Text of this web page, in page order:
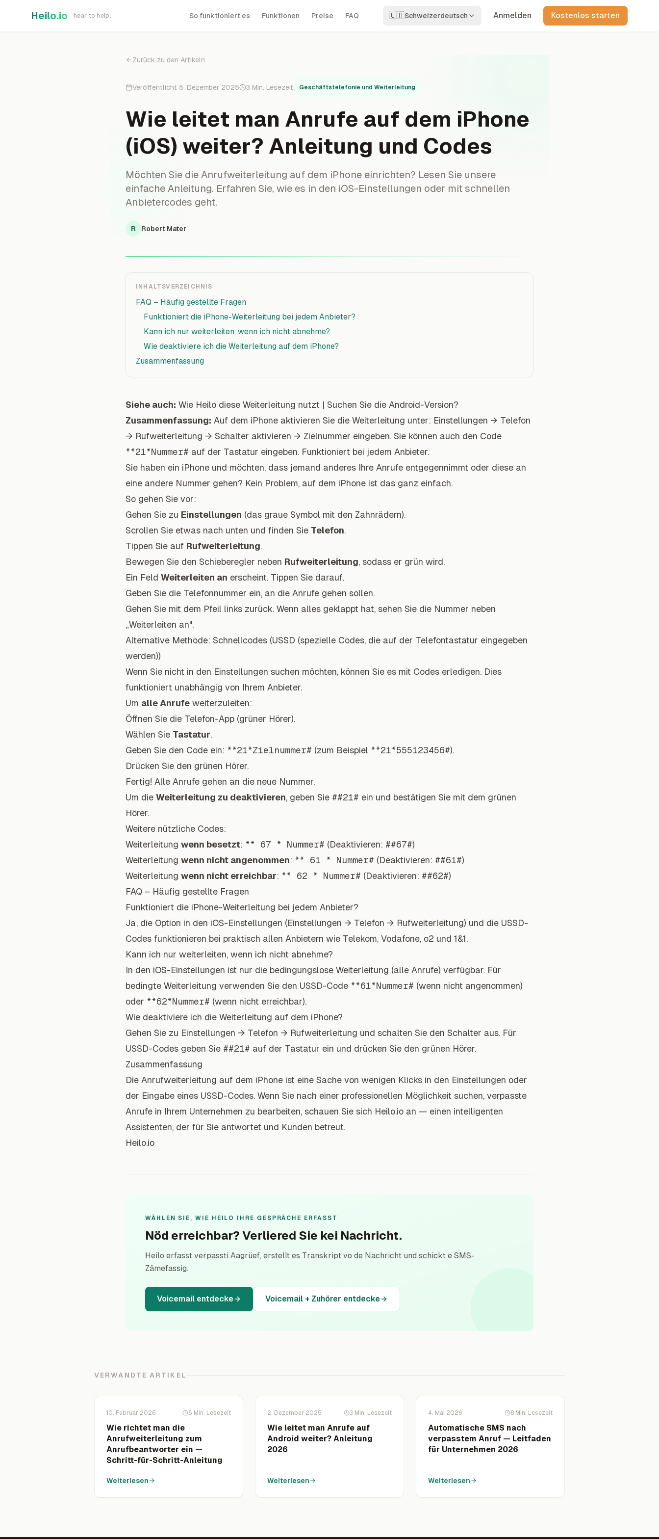
Heilo.io hear to help. So funktioniert es Funktionen Preise FAQ 🇨🇭Schweizerdeutsch Anmelden Kostenlos starten
Zurück zu den Artikeln
Veröffentlicht 5. Dezember 2025 3 Min. Lesezeit Geschäftstelefonie und Weiterleitung
Wie leitet man Anrufe auf dem iPhone
(iOS) weiter? Anleitung und Codes
Möchten Sie die Anrufweiterleitung auf dem iPhone einrichten? Lesen Sie unsere
einfache Anleitung. Erfahren Sie, wie es in den iOS-Einstellungen oder mit schnellen
Anbietercodes geht.
R Robert Mater
INHALTSVERZEICHNIS
FAQ – Häufig gestellte Fragen
Funktioniert die iPhone-Weiterleitung bei jedem Anbieter?
Kann ich nur weiterleiten, wenn ich nicht abnehme?
Wie deaktiviere ich die Weiterleitung auf dem iPhone?
Zusammenfassung
Siehe auch: Wie Heilo diese Weiterleitung nutzt | Suchen Sie die Android-Version?
Zusammenfassung: Auf dem iPhone aktivieren Sie die Weiterleitung unter: Einstellungen → Telefon
→ Rufweiterleitung → Schalter aktivieren → Zielnummer eingeben. Sie können auch den Code
**21*Nummer# auf der Tastatur eingeben. Funktioniert bei jedem Anbieter.
Sie haben ein iPhone und möchten, dass jemand anderes Ihre Anrufe entgegennimmt oder diese an
eine andere Nummer gehen? Kein Problem, auf dem iPhone ist das ganz einfach.
So gehen Sie vor:
Gehen Sie zu Einstellungen (das graue Symbol mit den Zahnrädern).
Scrollen Sie etwas nach unten und finden Sie Telefon.
Tippen Sie auf Rufweiterleitung.
Bewegen Sie den Schieberegler neben Rufweiterleitung, sodass er grün wird.
Ein Feld Weiterleiten an erscheint. Tippen Sie darauf.
Geben Sie die Telefonnummer ein, an die Anrufe gehen sollen.
Gehen Sie mit dem Pfeil links zurück. Wenn alles geklappt hat, sehen Sie die Nummer neben
„Weiterleiten an".
Alternative Methode: Schnellcodes (USSD (spezielle Codes, die auf der Telefontastatur eingegeben
werden))
Wenn Sie nicht in den Einstellungen suchen möchten, können Sie es mit Codes erledigen. Dies
funktioniert unabhängig von Ihrem Anbieter.
Um alle Anrufe weiterzuleiten:
Öffnen Sie die Telefon-App (grüner Hörer).
Wählen Sie Tastatur.
Geben Sie den Code ein: **21*Zielnummer# (zum Beispiel **21*555123456#).
Drücken Sie den grünen Hörer.
Fertig! Alle Anrufe gehen an die neue Nummer.
Um die Weiterleitung zu deaktivieren, geben Sie ##21# ein und bestätigen Sie mit dem grünen
Hörer.
Weitere nützliche Codes:
Weiterleitung wenn besetzt: ** 67 * Nummer# (Deaktivieren: ##67#)
Weiterleitung wenn nicht angenommen: ** 61 * Nummer# (Deaktivieren: ##61#)
Weiterleitung wenn nicht erreichbar: ** 62 * Nummer# (Deaktivieren: ##62#)
FAQ – Häufig gestellte Fragen
Funktioniert die iPhone-Weiterleitung bei jedem Anbieter?
Ja, die Option in den iOS-Einstellungen (Einstellungen → Telefon → Rufweiterleitung) und die USSD-
Codes funktionieren bei praktisch allen Anbietern wie Telekom, Vodafone, o2 und 1&1.
Kann ich nur weiterleiten, wenn ich nicht abnehme?
In den iOS-Einstellungen ist nur die bedingungslose Weiterleitung (alle Anrufe) verfügbar. Für
bedingte Weiterleitung verwenden Sie den USSD-Code **61*Nummer# (wenn nicht angenommen)
oder **62*Nummer# (wenn nicht erreichbar).
Wie deaktiviere ich die Weiterleitung auf dem iPhone?
Gehen Sie zu Einstellungen → Telefon → Rufweiterleitung und schalten Sie den Schalter aus. Für
USSD-Codes geben Sie ##21# auf der Tastatur ein und drücken Sie den grünen Hörer.
Zusammenfassung
Die Anrufweiterleitung auf dem iPhone ist eine Sache von wenigen Klicks in den Einstellungen oder
der Eingabe eines USSD-Codes. Wenn Sie nach einer professionellen Möglichkeit suchen, verpasste
Anrufe in Ihrem Unternehmen zu bearbeiten, schauen Sie sich Heilo.io an — einen intelligenten
Assistenten, der für Sie antwortet und Kunden betreut.
Heilo.io
WÄHLEN SIE, WIE HEILO IHRE GESPRÄCHE ERFASST
Nöd erreichbar? Verliered Sie kei Nachricht.
Heilo erfasst verpassti Aagrüef, erstellt es Transkript vo de Nachricht und schickt e SMS-
Zämefassig.
Voicemail entdecke Voicemail + Zuhörer entdecke
VERWANDTE ARTIKEL
10. Februar 2026 5 Min. Lesezeit
Wie richtet man die
Anrufweiterleitung zum
Anrufbeantworter ein —
Schritt-für-Schritt-Anleitung
Weiterlesen
2. Dezember 2025 3 Min. Lesezeit
Wie leitet man Anrufe auf
Android weiter? Anleitung
2026
Weiterlesen
4. Mai 2026 8 Min. Lesezeit
Automatische SMS nach
verpasstem Anruf — Leitfaden
für Unternehmen 2026
Weiterlesen